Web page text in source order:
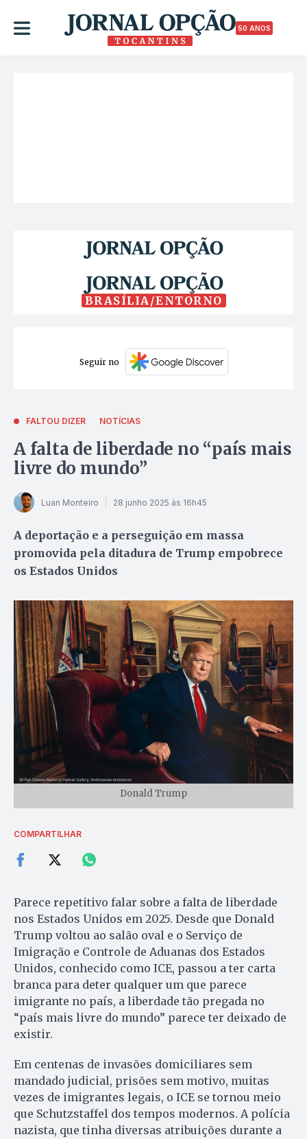
50 ANOS
BRASÍLIA/ENTORNO
Seguir no
FALTOU DIZER NOTÍCIAS
A falta de liberdade no “país mais
livre do mundo”
Luan Monteiro 28 junho 2025 às 16h45
A deportação e a perseguição em massa
promovida pela ditadura de Trump empobrece
os Estados Unidos
Donald Trump
COMPARTILHAR
Parece repetitivo falar sobre a falta de liberdade
nos Estados Unidos em 2025. Desde que Donald
Trump voltou ao salão oval e o Serviço de
Imigração e Controle de Aduanas dos Estados
Unidos, conhecido como ICE, passou a ter carta
branca para deter qualquer um que parece
imigrante no país, a liberdade tão pregada no
“país mais livre do mundo” parece ter deixado de
existir.
Em centenas de invasões domiciliares sem
mandado judicial, prisões sem motivo, muitas
vezes de imigrantes legais, o ICE se tornou meio
que Schutzstaffel dos tempos modernos. A polícia
nazista, que tinha diversas atribuições durante a